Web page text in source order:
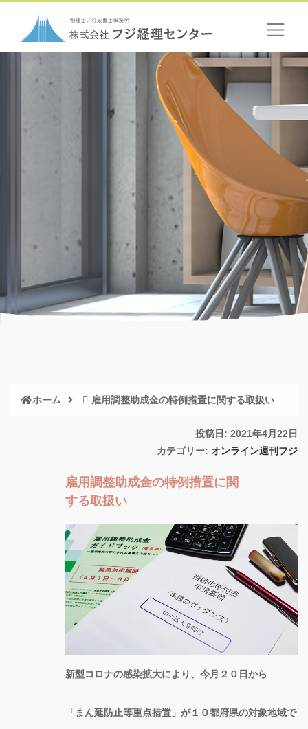
ホーム 雇用調整助成金の特例措置に関する取扱い
投稿日: 2021年4月22日
カテゴリー: オンライン週刊フジ
雇用調整助成金の特例措置に関
する取扱い
新型コロナの感染拡大により、今月２０日から
「まん延防止等重点措置」が１０都府県の対象地域で